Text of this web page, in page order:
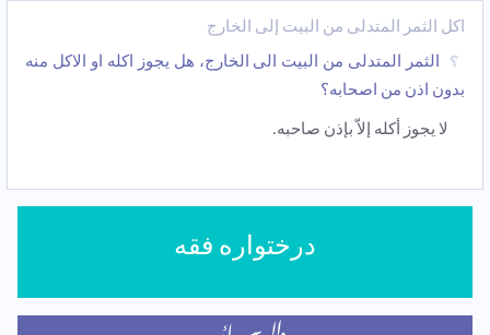
أکل الثمر المتدلی من البیت إلی الخارج
الثمر المتدلی من البیت الى الخارج، هل یجوز اکله او الاکل منه
بدون اذن من اصحابه؟
لا یجوز أکله إلاّ بإذن صاحبه.
درختواره فقه